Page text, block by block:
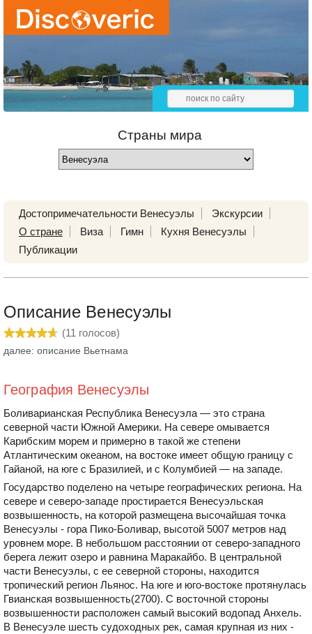
Страны мира
Достопримечательности Венесуэлы
Экскурсии
О стране
Виза Гимн
Кухня Венесуэлы
Публикации
Описание Венесуэлы
(11 голосов)
далее: описание Вьетнама
География Венесуэлы
Боливарианская Республика Венесуэла — это страна
северной части Южной Америки. На севере омывается
Карибским морем и примерно в такой же степени
Атлантическим океаном, на востоке имеет общую границу с
Гайаной, на юге с Бразилией, и с Колумбией — на западе.
Государство поделено на четыре географических региона. На
севере и северо-западе простирается Венесуэльская
возвышенность, на которой размещена высочайшая точка
Венесуэлы - гора Пико-Боливар, высотой 5007 метров над
уровнем море. В небольшом расстоянии от северо-западного
берега лежит озеро и равнина Маракайбо. В центральной
части Венесуэлы, с ее северной стороны, находится
тропический регион Льянос. На юге и юго-востоке протянулась
Гвианская возвышенность(2700). С восточной стороны
возвышенности расположен самый высокий водопад Анхель.
В Венесуэле шесть судоходных рек, самая крупная из них -